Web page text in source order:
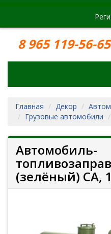
8 965 119-56-65
Главная
Декор
Грузовые автомобили
Автомобиль-
(зелёный) СА,